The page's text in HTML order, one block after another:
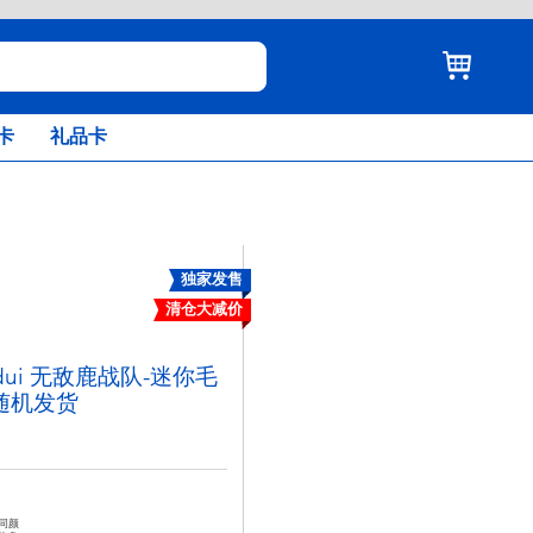
礼品卡
独家发售
清仓大减价
无敌鹿战队-迷你毛
机发货
颜